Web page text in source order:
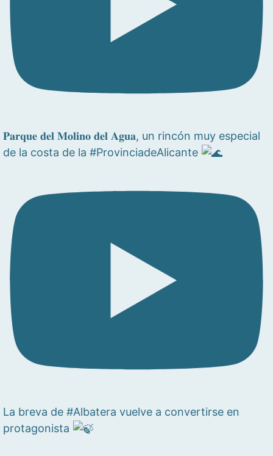
𝐏𝐚𝐫𝐪𝐮𝐞 𝐝𝐞𝐥 𝐌𝐨𝐥𝐢𝐧𝐨 𝐝𝐞𝐥 𝐀𝐠𝐮𝐚, un rincón muy especial
de la costa de la #ProvinciadeAlicante
La breva de #Albatera vuelve a convertirse en
protagonista